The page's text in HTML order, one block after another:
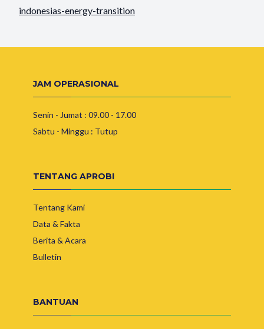
indonesias-energy-transition
JAM OPERASIONAL
Senin - Jumat : 09.00 - 17.00
Sabtu - Minggu : Tutup
TENTANG APROBI
Tentang Kami
Data & Fakta
Berita & Acara
Bulletin
BANTUAN